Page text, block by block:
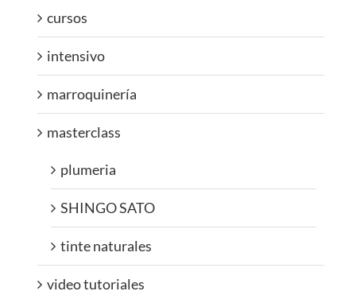
cursos
intensivo
marroquinería
masterclass
plumeria
SHINGO SATO
tinte naturales
video tutoriales